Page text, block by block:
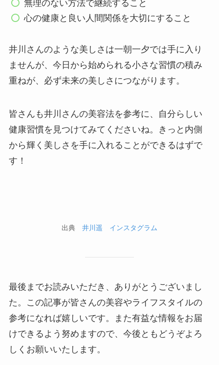
無理のない方法で継続すること
心の健康と良い人間関係を大切にすること
井川さんのような美しさは一朝一夕では手に入り
ませんが、今日から始められる小さな習慣の積み
重ねが、必ず未来の美しさにつながります。
皆さんも井川さんの美容法を参考に、自分らしい
健康習慣を見つけてみてくださいね。きっと内側
から輝く美しさを手に入れることができるはずで
す！
出典 井川遥 インスタグラム
最後までお読みいただき、ありがとうございまし
た。この記事が皆さんの美容やライフスタイルの
参考になれば嬉しいです。また有益な情報をお届
けできるよう努めますので、今後ともどうぞよろ
しくお願いいたします。